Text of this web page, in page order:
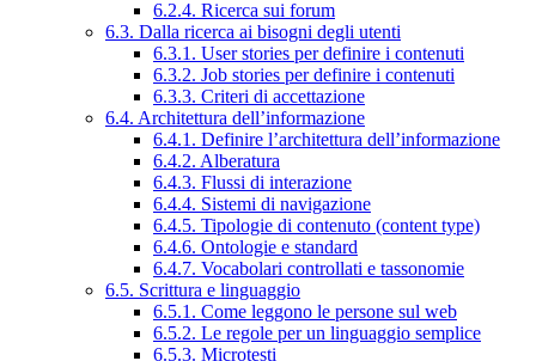
6.2.4. Ricerca sui forum
6.3. Dalla ricerca ai bisogni degli utenti
6.3.1. User stories per definire i contenuti
6.3.2. Job stories per definire i contenuti
6.3.3. Criteri di accettazione
6.4. Architettura dell’informazione
6.4.1. Definire l’architettura dell’informazione
6.4.2. Alberatura
6.4.3. Flussi di interazione
6.4.4. Sistemi di navigazione
6.4.5. Tipologie di contenuto (content type)
6.4.6. Ontologie e standard
6.4.7. Vocabolari controllati e tassonomie
6.5. Scrittura e linguaggio
6.5.1. Come leggono le persone sul web
6.5.2. Le regole per un linguaggio semplice
6.5.3. Microtesti